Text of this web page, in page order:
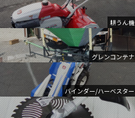
耕うん機
グレンコンテナ
バインダー/ハーベスター